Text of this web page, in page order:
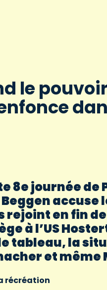
le
8e journée de
accuse
rejoint en fin
à l’US
tableau, la
et même
récréation